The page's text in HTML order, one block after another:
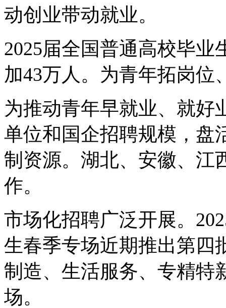
动创业带动就业。
2025届全国普通高校毕业
加43万人。为青年拓岗位
为推动青年早就业、就好
单位和国企招聘规模，盘
制资源。湖北、安徽、江
作。
市场化招聘广泛开展。
生春季专场近期推出第四
制造、生活服务、专精特
场。